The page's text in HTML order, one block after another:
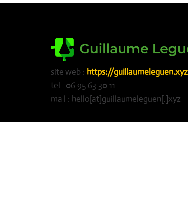
site web : https://guillaumeleguen.xyz
tel : 06 95 63 30 11
mail : hello[at]guillaumeleguen[.]xyz